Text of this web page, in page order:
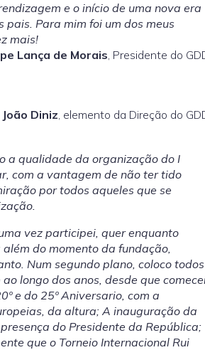
e o início de uma nova era
pais. Para mim foi um dos meus
mais!
Lança de Morais, Presidente do
João Diniz, elemento da Direção do
a qualidade da organização do I
com a vantagem de não ter tido
por todos aqueles que se
vez participei, quer enquanto
do momento da fundação,
Num segundo plano, coloco todos
longo dos anos, desde que
e do 25º Aniversario, com a
da altura; A inauguração da
do Presidente da República;
que o Torneio Internacional Rui